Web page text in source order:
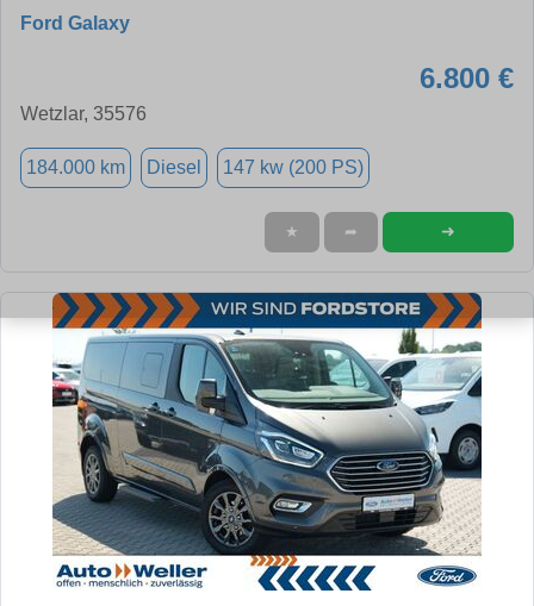
Ford Galaxy
6.800 €
Wetzlar, 35576
184.000 km Diesel 147 kw (200 PS)
★ ➦ ➜